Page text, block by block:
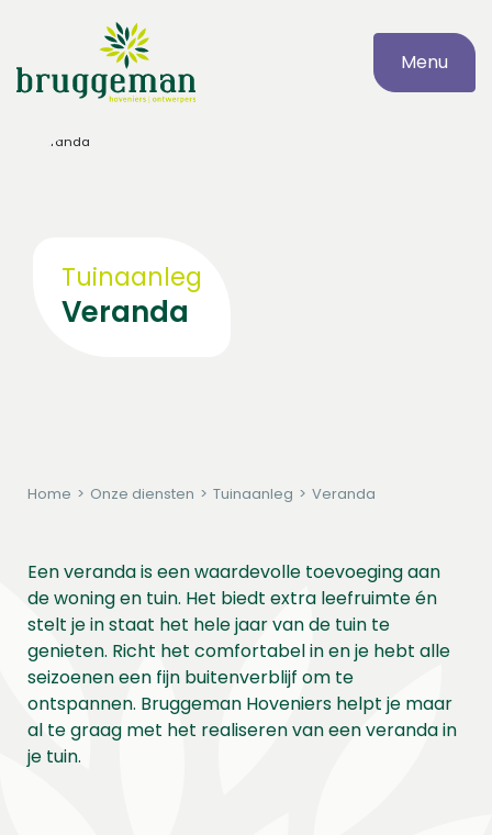
Menu
Tuinaanleg
Veranda
Home > Onze diensten > Tuinaanleg > Veranda
Een veranda is een waardevolle toevoeging aan
de woning en tuin. Het biedt extra leefruimte én
stelt je in staat het hele jaar van de tuin te
genieten. Richt het comfortabel in en je hebt alle
seizoenen een fijn buitenverblijf om te
ontspannen. Bruggeman Hoveniers helpt je maar
al te graag met het realiseren van een veranda in
je tuin.